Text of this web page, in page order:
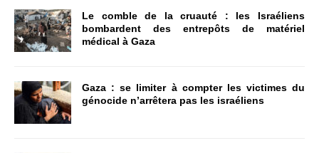
Le comble de la cruauté : les Israéliens
bombardent des entrepôts de matériel
médical à Gaza
Gaza : se limiter à compter les victimes du
génocide n’arrêtera pas les israéliens